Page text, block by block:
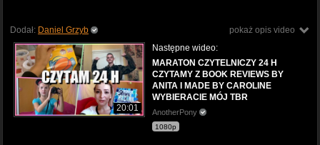
pokaż opis video
Dodał: Daniel Grzyb
20:01
Następne wideo:
MARATON CZYTELNICZY 24 H
CZYTAMY Z BOOK REVIEWS BY
ANITA I MADE BY CAROLINE
WYBIERACIE MÓJ TBR
AnotherPony
1080p